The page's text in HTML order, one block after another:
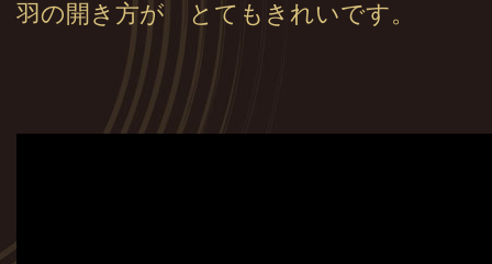
羽の開き方が とてもきれいです。